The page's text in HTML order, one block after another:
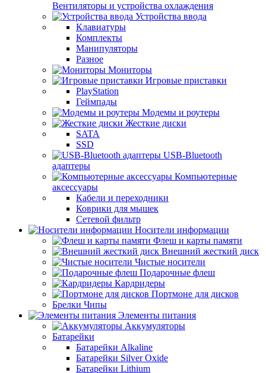
Вентиляторы и устройства охлаждения
Устройства ввода
Клавиатуры
Комплекты
Манипуляторы
Разное
Мониторы
Игровые приставки
PlayStation
Геймпады
Модемы и роутеры
Жесткие диски
SATA
SSD
USB-Bluetooth
адаптеры
Компьютерные
аксессуары
Кабели и переходники
Коврики для мышек
Сетевой фильтр
Носители информации
Флеш и карты памяти
Внешний жесткий диск
Чистые носители
Подарочные флеш
Кардридеры
Портмоне для дисков
Брелки Чипы
Элементы питания
Аккумуляторы
Батарейки
Батарейки Alkaline
Батарейки Silver Oxide
Батарейки Lithium